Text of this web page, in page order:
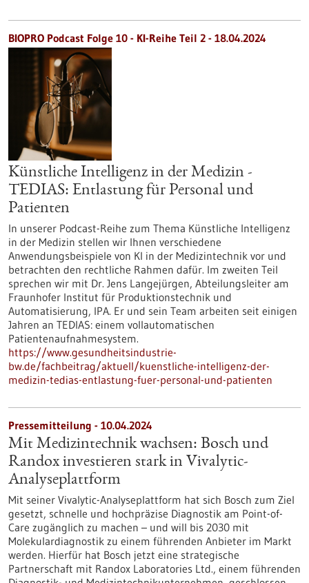
BIOPRO Podcast Folge 10 - KI-Reihe Teil 2 - 18.04.2024
Künstliche Intelligenz in der Medizin -
TEDIAS: Entlastung für Personal und
Patienten
In unserer Podcast-Reihe zum Thema Künstliche Intelligenz
in der Medizin stellen wir Ihnen verschiedene
Anwendungsbeispiele von KI in der Medizintechnik vor und
betrachten den rechtliche Rahmen dafür. Im zweiten Teil
sprechen wir mit Dr. Jens Langejürgen, Abteilungsleiter am
Fraunhofer Institut für Produktionstechnik und
Automatisierung, IPA. Er und sein Team arbeiten seit einigen
Jahren an TEDIAS: einem vollautomatischen
Patientenaufnahmesystem.
https://www.gesundheitsindustrie-
bw.de/fachbeitrag/aktuell/kuenstliche-intelligenz-der-
medizin-tedias-entlastung-fuer-personal-und-patienten
Pressemitteilung - 10.04.2024
Mit Medizintechnik wachsen: Bosch und
Randox investieren stark in Vivalytic-
Analyseplattform
Mit seiner Vivalytic-Analyseplattform hat sich Bosch zum Ziel
gesetzt, schnelle und hochpräzise Diagnostik am Point-of-
Care zugänglich zu machen – und will bis 2030 mit
Molekulardiagnostik zu einem führenden Anbieter im Markt
werden. Hierfür hat Bosch jetzt eine strategische
Partnerschaft mit Randox Laboratories Ltd., einem führenden